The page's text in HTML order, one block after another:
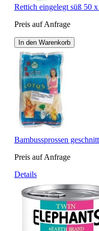
Rettich eingelegt süß 50
Preis auf Anfrage
In den Warenkorb
Bambussprossen
Preis auf Anfrage
Details